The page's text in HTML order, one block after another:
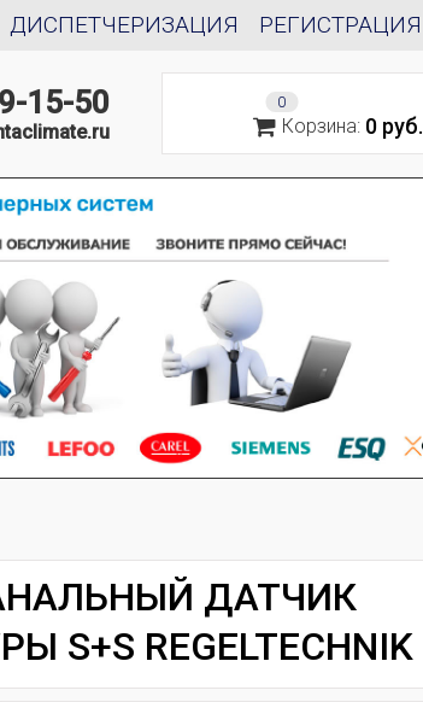
РЕГИСТРАЦИЯ
ДИСПЕТЧЕРИЗАЦИЯ
15-50 0
Корзина: 0 руб.
ДАТЧИК
REGELTECHNIK